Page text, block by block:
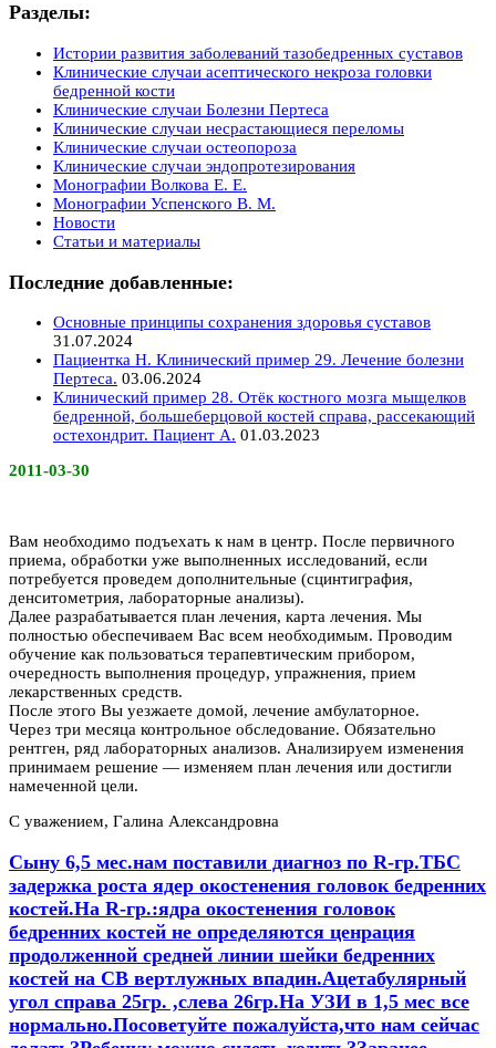
Разделы:
Истории развития заболеваний тазобедренных суставов
Клинические случаи асептического некроза головки
бедренной кости
Клинические случаи Болезни Пертеса
Клинические случаи несрастающиеся переломы
Клинические случаи остеопороза
Клинические случаи эндопротезирования
Монографии Волкова Е. Е.
Монографии Успенского В. М.
Новости
Статьи и материалы
Последние добавленные:
Основные принципы сохранения здоровья суставов
31.07.2024
Пациентка Н. Клинический пример 29. Лечение болезни
Пертеса. 03.06.2024
Клинический пример 28. Отёк костного мозга мыщелков
бедренной, большеберцовой костей справа, рассекающий
остехондрит. Пациент А. 01.03.2023
2011-03-30
Вам необходимо подъехать к нам в центр. После первичного
приема, обработки уже выполненных исследований, если
потребуется проведем дополнительные (сцинтиграфия,
денситометрия, лабораторные анализы).
Далее разрабатывается план лечения, карта лечения. Мы
полностью обеспечиваем Вас всем необходимым. Проводим
обучение как пользоваться терапевтическим прибором,
очередность выполнения процедур, упражнения, прием
лекарственных средств.
После этого Вы уезжаете домой, лечение амбулаторное.
Через три месяца контрольное обследование. Обязательно
рентген, ряд лабораторных анализов. Анализируем изменения
принимаем решение — изменяем план лечения или достигли
намеченной цели.
С уважением, Галина Александровна
Сыну 6,5 мес.нам поставили диагноз по R-гр.ТБС
задержка роста ядер окостенения головок бедренних
костей.На R-гр.:ядра окостенения головок
бедренних костей не определяются ценрация
продолженной средней линии шейки бедренних
костей на СВ вертлужных впадин.Ацетабулярный
угол справа 25гр. ,слева 26гр.На УЗИ в 1,5 мес все
нормально.Посоветуйте пожалуйста,что нам сейчас